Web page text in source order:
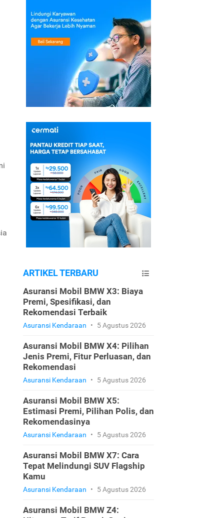
ARTIKEL TERBARU
Asuransi Mobil BMW X3: Biaya
Premi, Spesifikasi, dan
Rekomendasi Terbaik
Asuransi Kendaraan • 5 Agustus 2026
Asuransi Mobil BMW X4: Pilihan
Jenis Premi, Fitur Perluasan, dan
Rekomendasi
Asuransi Kendaraan • 5 Agustus 2026
Asuransi Mobil BMW X5:
Estimasi Premi, Pilihan Polis, dan
Rekomendasinya
Asuransi Kendaraan • 5 Agustus 2026
Asuransi Mobil BMW X7: Cara
Tepat Melindungi SUV Flagship
Kamu
Asuransi Kendaraan • 5 Agustus 2026
Asuransi Mobil BMW Z4: